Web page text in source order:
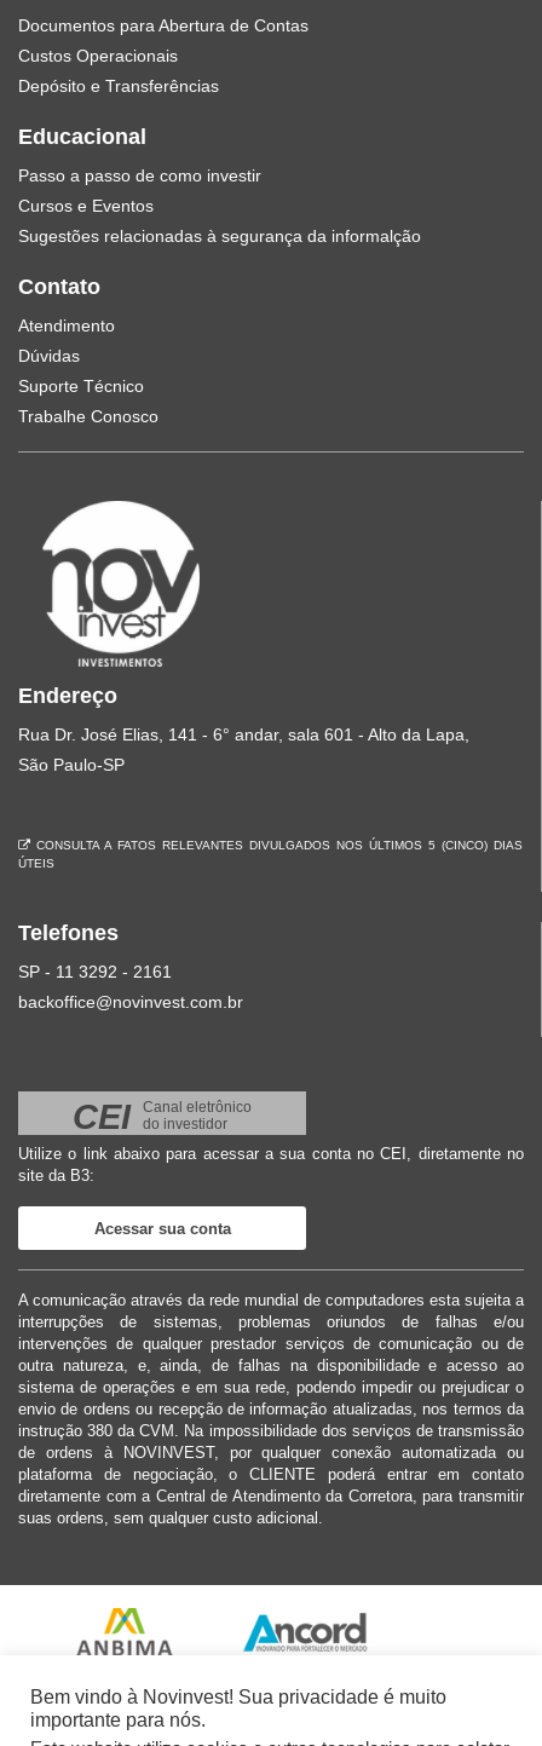
Documentos para Abertura de Contas
Custos Operacionais
Depósito e Transferências
Educacional
Passo a passo de como investir
Cursos e Eventos
Sugestões relacionadas à segurança da informalção
Contato
Atendimento
Dúvidas
Suporte Técnico
Trabalhe Conosco
Endereço
Rua Dr. José Elias, 141 - 6° andar, sala 601 - Alto da Lapa,
São Paulo-SP
CONSULTA A FATOS RELEVANTES DIVULGADOS NOS ÚLTIMOS 5 (CINCO) DIAS
ÚTEIS
Telefones
SP - 11 3292 - 2161
backoffice@novinvest.com.br
CEI
Canal eletrônico
do investidor
Utilize o link abaixo para acessar a sua conta no CEI, diretamente no
site da B3:
Acessar sua conta
A comunicação através da rede mundial de computadores esta sujeita a
interrupções de sistemas, problemas oriundos de falhas e/ou
intervenções de qualquer prestador serviços de comunicação ou de
outra natureza, e, ainda, de falhas na disponibilidade e acesso ao
sistema de operações e em sua rede, podendo impedir ou prejudicar o
envio de ordens ou recepção de informação atualizadas, nos termos da
instrução 380 da CVM. Na impossibilidade dos serviços de transmissão
de ordens à NOVINVEST, por qualquer conexão automatizada ou
plataforma de negociação, o CLIENTE poderá entrar em contato
diretamente com a Central de Atendimento da Corretora, para transmitir
suas ordens, sem qualquer custo adicional.
Bem vindo à Novinvest! Sua privacidade é muito
importante para nós.